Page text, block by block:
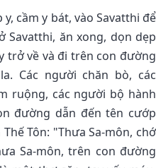
cầm y bát, vào Savatthi để
Savatthi, ăn xong, dọn dẹp
trở về và đi trên con đường
Các người chăn bò, các
ruộng, các người bộ hành
đường dẫn đến tên cướp
Tôn: "Thưa Sa-môn, chớ
Sa-môn, trên con đường